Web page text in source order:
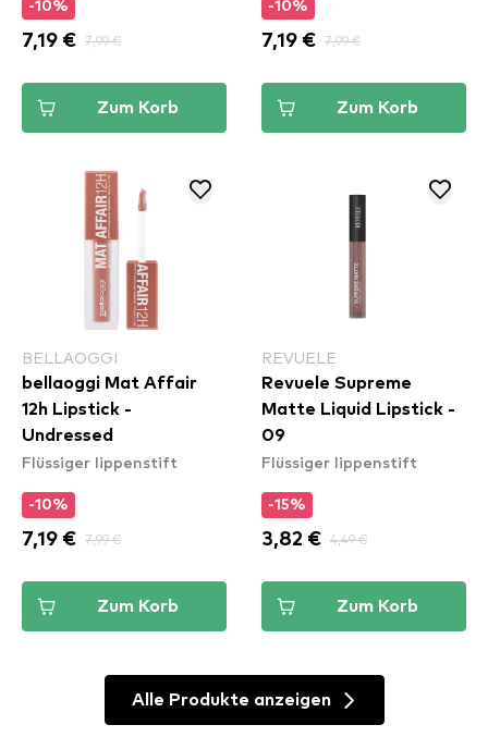
-10%
7,19 € 7,99 €
Zum Korb
-10%
7,19 € 7,99 €
Zum Korb
BELLAOGGI
bellaoggi Mat Affair
12h Lipstick -
Undressed
Flüssiger lippenstift
-10%
7,19 € 7,99 €
Zum Korb
REVUELE
Revuele Supreme
Matte Liquid Lipstick -
09
Flüssiger lippenstift
-15%
3,82 € 4,49 €
Zum Korb
Alle Produkte anzeigen